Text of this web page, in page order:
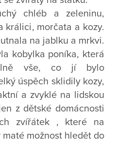
chléb a zeleninu,
králici, morčata a kozy.
na jablku a mrkvi.
kobylka poníka, která
vše, co jí bylo
úspěch sklidily kozy,
a zvyklé na lidskou
z dětské domácnosti
zvířátek , které na
možnost hledět do